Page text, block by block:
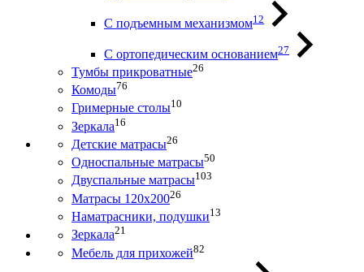
С подъемным механизмом12
С ортопедическим основанием27
Тумбы прикроватные26
Комоды76
Гримерные столы10
Зеркала16
Детские матрасы26
Односпальные матрасы50
Двуспальные матрасы103
Матрасы 120х20026
Наматрасники, подушки13
Зеркала21
Мебель для прихожей82